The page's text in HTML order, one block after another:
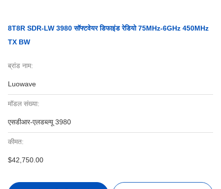
8T8R SDR-LW 3980 सॉफ्टवेयर डिफाइंड रेडियो 75MHz-6GHz 450MHz
TX BW
ब्रांड नाम:
Luowave
मॉडल संख्या:
एसडीआर-एलडब्ल्यू 3980
कीमत:
$42,750.00